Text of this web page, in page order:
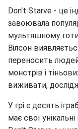
Don't Starve - це
завоювала
мультяшному
Вілсон
переносить людей
монстрів і
виживати,
У грі є десять
має свої